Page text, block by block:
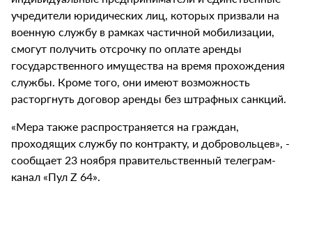
учредители юридических лиц, которых призвали на
военную службу в рамках частичной мобилизации,
смогут получить отсрочку по оплате аренды
государственного имущества на время прохождения
службы. Кроме того, они имеют возможность
расторгнуть договор аренды без штрафных санкций.
«Мера также распространяется на граждан,
проходящих службу по контракту, и добровольцев», -
сообщает 23 ноября правительственный телеграм-
канал «Пул Z 64».